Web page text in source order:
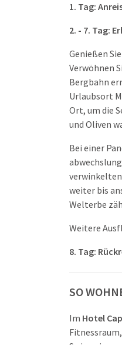
1. Tag:
2. - 7. Tag:
Genießen
Verwöhnen
Bergbahn
Urlaubsort
Ort, um die
und Oliven
Bei einer
weiter bis
Welterbe
Weitere
8. Tag:
SO
Im Hotel